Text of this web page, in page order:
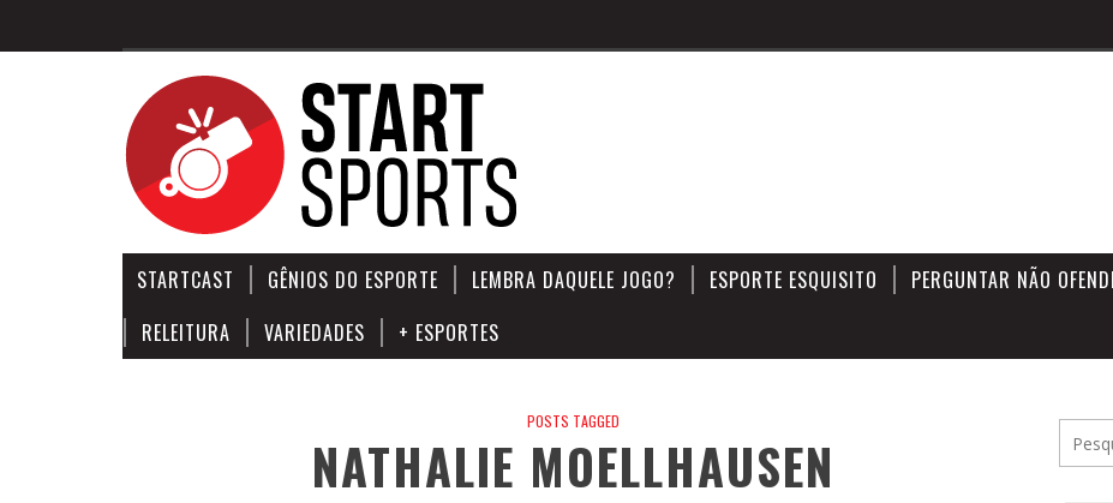
STARTCAST GÊNIOS DO ESPORTE LEMBRA DAQUELE JOGO? ESPORTE ESQUISITO PERGUNTAR NÃO
RELEITURA
VARIEDADES + ESPORTES
POSTS TAGGED
NATHALIE MOELLHAUSEN